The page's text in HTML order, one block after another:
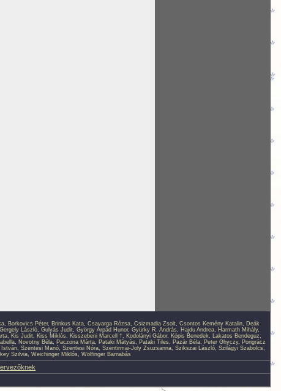
, Borkovics Péter, Brinkus Kata, Csavarga Rózsa, Csizmadia Zsolt, Csontos Kemény Katalin, Deák
Gergely László, Gulyás Judit, György Árpád Hunor, Gyürky R. András, Hajdu Andrea, Harmath Mihály,
, Kis Judit, Kiss Miklós, Kisszebeni Marcell †, Kodolányi Gábor, Kópis Benedek, Lakatos Bendeguz,
, Novotny Béla, Paczona Márta, Pataki Mátyás, Pataki Tiles, Pazár Béla, Peter Ghyczy, Pongrácz
István, Szentesi Manó, Szentesi Nóra, Szentirmai-Joly Zsuzsanna, Szikszai László, Szilágyi Szabolcs,
Szilvia, Weichinger Miklós, Wölfinger Barnabás